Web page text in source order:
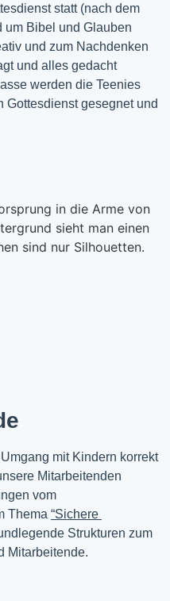
statt (nach dem
um Bibel und Glauben
und zum Nachdenken
und alles gedacht
werden die Teenies
Gottesdienst gesegnet und
mit Kindern korrekt
Mitarbeitenden
vom
Thema “Sichere
Strukturen zum
Mitarbeitende.